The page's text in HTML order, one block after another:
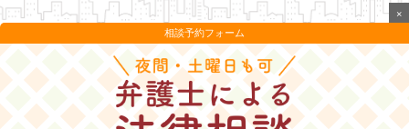
相談予約フォーム
×